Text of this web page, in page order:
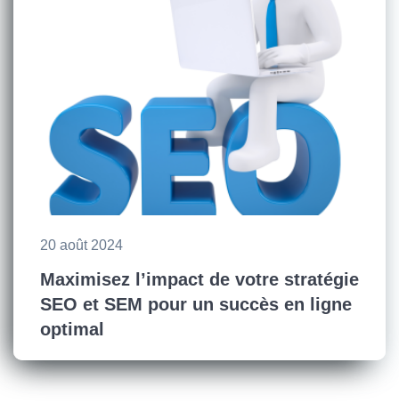
20 août 2024
Maximisez l’impact de votre stratégie
SEO et SEM pour un succès en ligne
optimal